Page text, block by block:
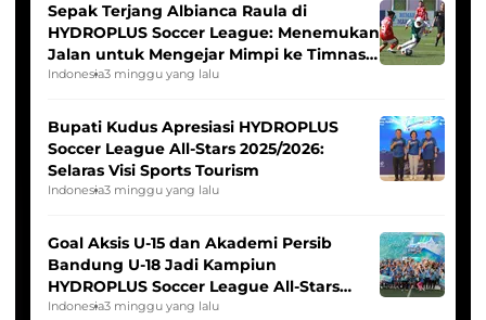
Sepak Terjang Albianca Raula di
HYDROPLUS Soccer League: Menemukan
Jalan untuk Mengejar Mimpi ke Timnas
Indonesia Putri
Indonesia3 minggu yang lalu
Bupati Kudus Apresiasi HYDROPLUS
Soccer League All-Stars 2025/2026:
Selaras Visi Sports Tourism
Indonesia3 minggu yang lalu
Goal Aksis U-15 dan Akademi Persib
Bandung U-18 Jadi Kampiun
HYDROPLUS Soccer League All-Stars
2025/2026
Indonesia3 minggu yang lalu